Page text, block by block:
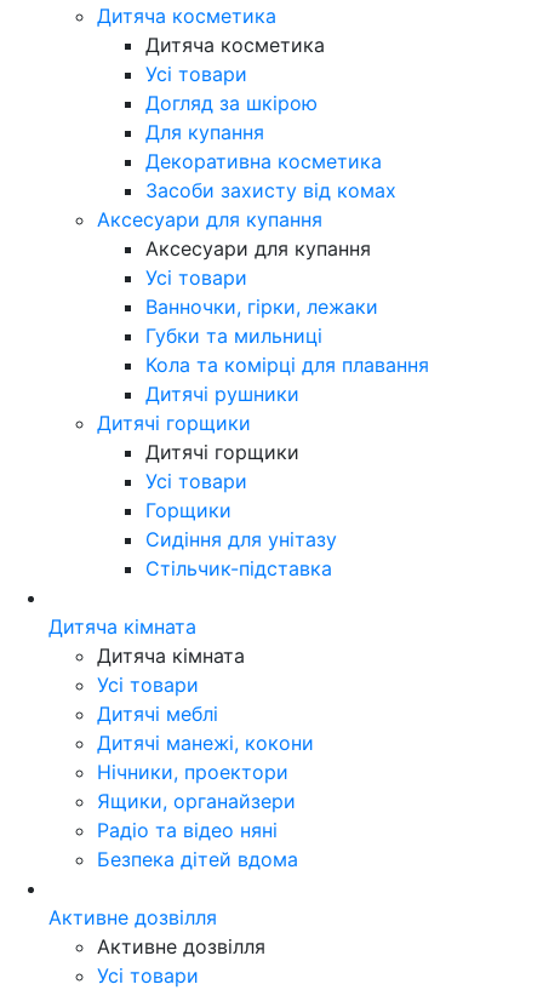
Дитяча косметика
Дитяча косметика
Усі товари
Догляд за шкірою
Для купання
Декоративна косметика
Засоби захисту від комах
Аксесуари для купання
Аксесуари для купання
Усі товари
Ванночки, гірки, лежаки
Губки та мильниці
Кола та комірці для плавання
Дитячі рушники
Дитячі горщики
Дитячі горщики
Усі товари
Горщики
Сидіння для унітазу
Стільчик-підставка
Дитяча кімната
Дитяча кімната
Усі товари
Дитячі меблі
Дитячі манежі, кокони
Нічники, проектори
Ящики, органайзери
Радіо та відео няні
Безпека дітей вдома
Активне дозвілля
Активне дозвілля
Усі товари